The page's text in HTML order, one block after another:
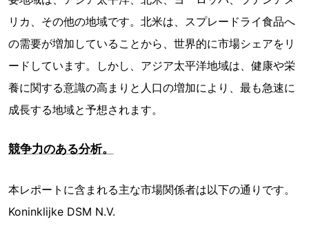
リカ、その他の地域です。北米は、スプレードライ食品へ
の需要が増加していることから、世界的に市場シェアをリ
ードしています。しかし、アジア太平洋地域は、健康や栄
養に関する意識の高まりと人口の増加により、最も急速に
成長する地域と予想されます。
競争力のある分析。
本レポートに含まれる主な市場関係者は以下の通りです。
Koninklijke DSM N.V.